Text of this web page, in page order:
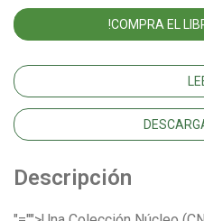
!COMPRA EL
Descripción